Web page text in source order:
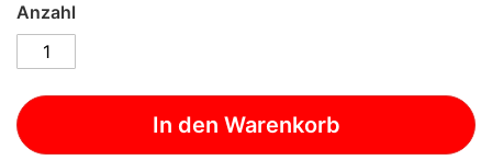
Anzahl
In den Warenkorb